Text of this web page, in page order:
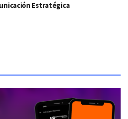
Estratégica